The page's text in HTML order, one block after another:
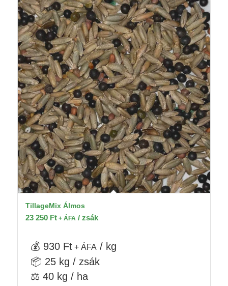
TillageMix Álmos
23 250 Ft+ ÁFA / zsák
💰 930 Ft+ ÁFA / kg
📦 25 kg / zsák
⚖️ 40 kg / ha